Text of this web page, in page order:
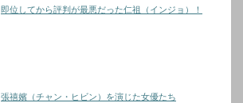
即位してから評判が最悪だった仁祖（インジョ）！
張禧嬪（チャン・ヒビン）を演じた女優たち